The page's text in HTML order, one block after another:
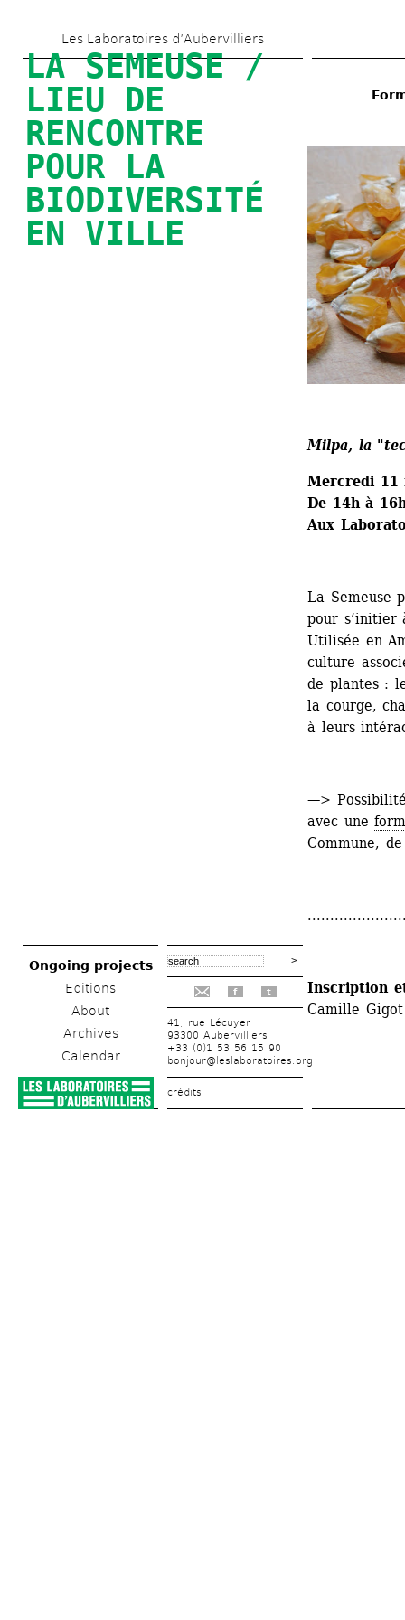
to
main
content
Les Laboratoires d’Aubervilliers
LA SEMEUSE /
LIEU DE
RENCONTRE
POUR LA
BIODIVERSITÉ
EN VILLE
Ongoing projects
Editions
About
Archives
Calendar
f t
41, rue Lécuyer
93300 Aubervilliers
+33 (0)1 53 56 15 90
bonjour@leslaboratoires.org
crédits
Milpa, la
Mercredi 11
De 14h à
Aux
La Semeuse
pour s’initier
Utilisée en
culture
de plantes :
la courge,
à leurs
—>
avec une
Commune,
Inscription
Camille